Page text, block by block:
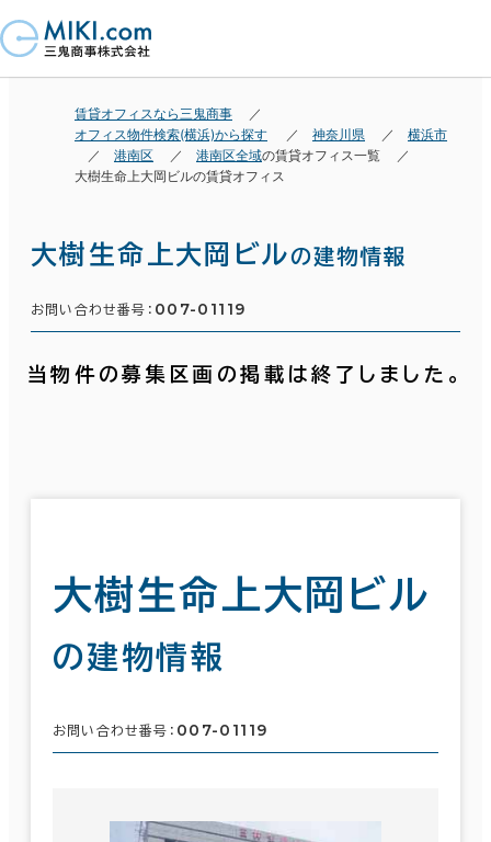
賃貸オフィスなら三鬼商事
オフィス物件検索(横浜)から探す
神奈川県
横浜市
港南区
港南区全域の賃貸オフィス一覧
大樹生命上大岡ビルの賃貸オフィス
大樹生命上大岡ビルの建物情報
お問い合わせ番号： 007-01119
当物件の募集区画の掲載は終了しました。
大樹生命上大岡ビル
の建物情報
お問い合わせ番号： 007-01119